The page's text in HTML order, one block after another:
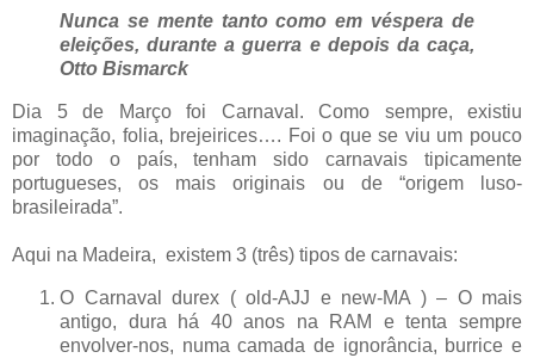
Nunca se mente tanto como em véspera de
eleições, durante a guerra e depois da caça,
Otto Bismarck
Dia 5 de Março foi Carnaval. Como sempre, existiu
imaginação, folia, brejeirices…. Foi o que se viu um pouco
por todo o país, tenham sido carnavais tipicamente
portugueses, os mais originais ou de “origem luso-
brasileirada”.
Aqui na Madeira, existem 3 (três) tipos de carnavais:
O Carnaval durex ( old-AJJ e new-MA ) – O mais
antigo, dura há 40 anos na RAM e tenta sempre
envolver-nos, numa camada de ignorância, burrice e